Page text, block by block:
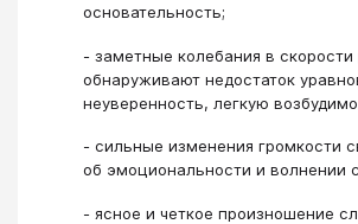
основательность;
- заметные колебания в скорости
обнаруживают недостаток
неуверенность, легкую
- сильные изменения громкости
об эмоциональности и волнении
- ясное и четкое произношение